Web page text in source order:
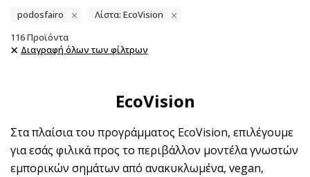
podosfairo
Λίστα: EcoVision
116Προϊόντα
Διαγραφή όλων των φίλτρων
EcoVision
Στα πλαίσια του προγράμματος EcoVision, επιλέγουμε
για εσάς φιλικά προς το περιβάλλον μοντέλα γνωστών
εμπορικών σημάτων από ανακυκλωμένα, vegan,